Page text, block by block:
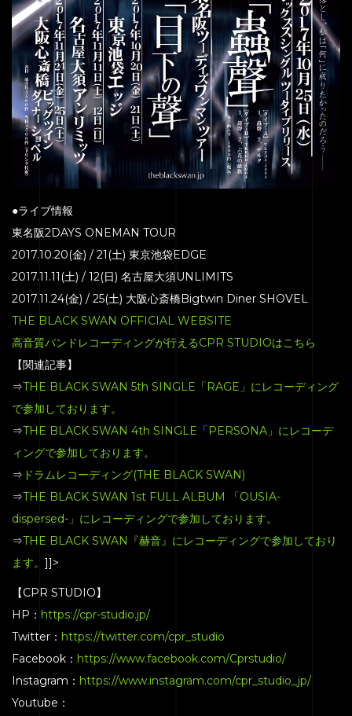
PRICE
ACCESS
BLOG
CONTACT
●ライブ情報
東名阪2DAYS ONEMAN TOUR
2017.10.20(金) / 21(土) 東京池袋EDGE
2017.11.11(土) / 12(日) 名古屋大須UNLIMITS
2017.11.24(金) / 25(土) 大阪心斎橋Bigtwin Diner SHOVEL
THE BLACK SWAN OFFICIAL WEBSITE
高音質バンドレコーディングが行えるCPR STUDIOはこちら
【関連記事】
⇒THE BLACK SWAN 5th SINGLE「RAGE」にレコーディング
で参加しております。
⇒THE BLACK SWAN 4th SINGLE「PERSONA」にレコーデ
ィングで参加しております。
⇒ ドラムレコーディング(THE BLACK SWAN)
⇒THE BLACK SWAN 1st FULL ALBUM 「OUSIA-
dispersed-」にレコーディングで参加しております。
⇒THE BLACK SWAN『赫音』にレコーディングで参加しており
ます。 ]]>
【CPR STUDIO】
HP： https://cpr-studio.jp/
Twitter： https://twitter.com/cpr_studio
Facebook： https://www.facebook.com/Cprstudio/
Instagram： https://www.instagram.com/cpr_studio_jp/
Youtube：